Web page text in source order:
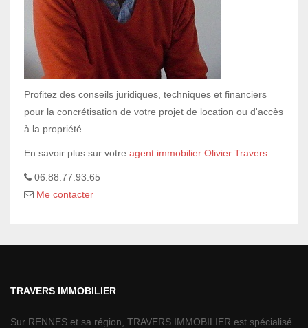
Profitez des conseils juridiques, techniques et financiers
pour la concrétisation de votre projet de location ou d'accès
à la propriété.
En savoir plus sur votre agent immobilier Olivier Travers.
06.88.77.93.65
Me contacter
TRAVERS IMMOBILIER
Sur RENNES et sa région, TRAVERS IMMOBILIER est spécialisé